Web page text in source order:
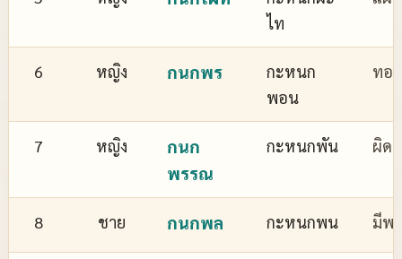
ไท
6 หญิง กนกพร
กะหนก
พอน
ทอ
7 หญิง
กนก
พรรณ
กะหนกพัน ผิด
8 ชาย กนกพล กะหนกพน มีพ